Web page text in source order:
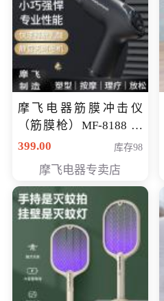
摩飞电器筋膜冲击仪
（筋膜枪）MF-8188 会
员专享价268元
399.00 库存98
摩飞电器专卖店